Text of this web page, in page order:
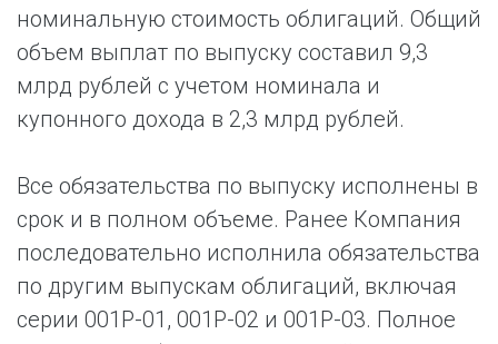
номинальную стоимость облигаций. Общий
объем выплат по выпуску составил 9,3
млрд рублей с учетом номинала и
купонного дохода в 2,3 млрд рублей.
Все обязательства по выпуску исполнены в
срок и в полном объеме. Ранее Компания
последовательно исполнила обязательства
по другим выпускам облигаций, включая
серии 001Р-01, 001Р-02 и 001Р-03. Полное